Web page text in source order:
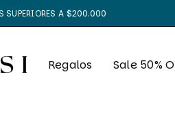
SUPERIORES A $200.000
Regalos Sale 50%